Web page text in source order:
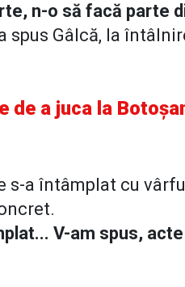
n-o să facă parte
spus Gâlcă, la
de a juca la
s-a întâmplat cu
V-am spus,